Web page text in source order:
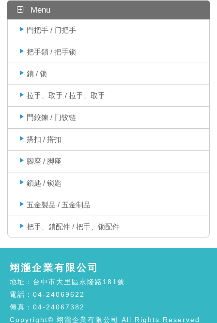
Menu
門把手 / 门把手
把手鎖 / 把手锁
鎖 / 锁
拉手、取手 / 拉手、取手
門鉸鍊 / 门铰链
搭扣 / 搭扣
腳座 / 脚座
鎖匙 / 锁匙
五金製品 / 五金制品
把手、鎖配件 / 把手、锁配件
翊瀧企業有限公司
地址：台中市大里區永隆路181號
電話：04-24069622
傳真：04-24067382
Copyright© 翊瀧企業有限公司 All Rights Reserved